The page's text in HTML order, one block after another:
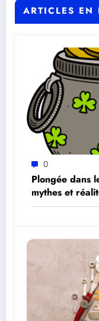
ARTICLES EN
0
Plongée dans
mythes et